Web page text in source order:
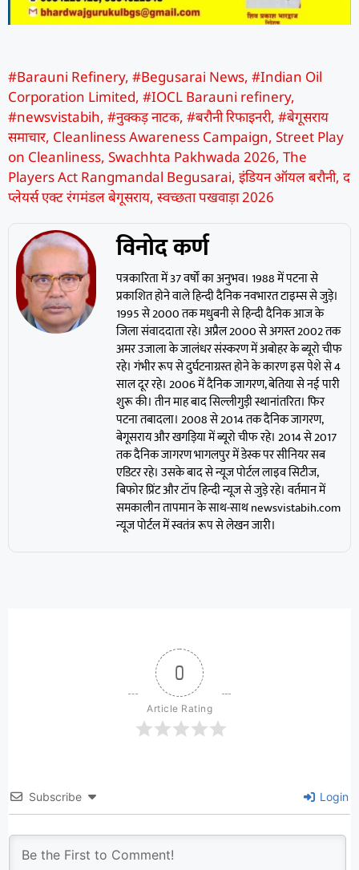
#Barauni Refinery, #Begusarai News, #Indian Oil
Corporation Limited, #IOCL Barauni refinery,
#newsvistabih, #नुक्कड़ नाटक, #बरौनी रिफाइनरी, #बेगूसराय
समाचार, Cleanliness Awareness Campaign, Street Play
on Cleanliness, Swachhta Pakhwada 2026, The
Players Act Rangmandal Begusarai, इंडियन ऑयल बरौनी, द
प्लेयर्स एक्ट रंगमंडल बेगूसराय, स्वच्छता पखवाड़ा 2026
विनोद कर्ण
पत्रकारिता में 37 वर्षों का अनुभव। 1988 में पटना से
प्रकाशित होने वाले हिन्दी दैनिक नवभारत टाइम्स से जुड़े।
1995 से 2000 तक मधुबनी से हिन्दी दैनिक आज के
जिला संवाददाता रहे। अप्रैल 2000 से अगस्त 2002 तक
अमर उजाला के जालंधर संस्करण में अबोहर के ब्यूरो चीफ
रहे। गंभीर रूप से दुर्घटनाग्रस्त होने के कारण इस पेशे से 4
साल दूर रहे। 2006 में दैनिक जागरण, बेतिया से नई पारी
शुरू की। तीन माह बाद सिल्लीगुड़ी स्थानांतरित। फिर
पटना तबादला। 2008 से 2014 तक दैनिक जागरण,
बेगूसराय और खगड़िया में ब्यूरो चीफ रहे। 2014 से 2017
तक दैनिक जागरण भागलपुर में डेस्क पर सीनियर सब
एडिटर रहे। उसके बाद से न्यूज पोर्टल लाइव सिटीज,
बिफोर प्रिंट और टॉप हिन्दी न्यूज से जुड़े रहे। वर्तमान में
समकालीन तापमान के साथ-साथ newsvistabih.com
न्यूज पोर्टल में स्वतंत्र रूप से लेखन जारी।
0
Article Rating
Subscribe Login